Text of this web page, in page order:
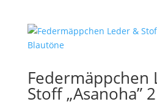
Federmäppchen
Stoff „Asanoha”